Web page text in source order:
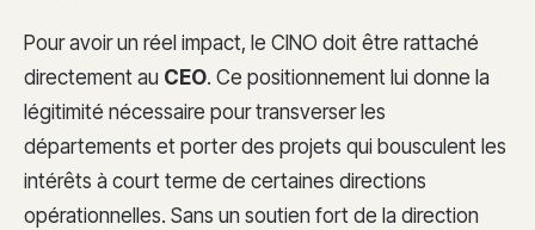
Pour avoir un réel impact, le CINO doit être rattaché
directement au CEO. Ce positionnement lui donne la
légitimité nécessaire pour transverser les
départements et porter des projets qui bousculent les
intérêts à court terme de certaines directions
opérationnelles. Sans un soutien fort de la direction